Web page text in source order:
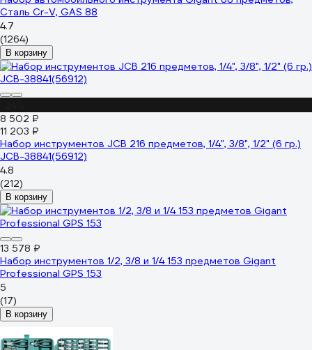
Сталь Cr-V, GAS 88
4.7
(1264)
В корзину
8 502 ₽
11 203 ₽
Набор инструментов JCB 216 предметов, 1/4", 3/8", 1/2" (6 гр.)
JCB-38841(56912)
4.8
(212)
В корзину
13 578 ₽
Набор инструментов 1/2, 3/8 и 1/4 153 предметов Gigant
Professional GPS 153
5
(17)
В корзину